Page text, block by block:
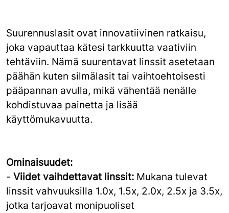
Suurennuslasit ovat innovatiivinen ratkaisu,
joka vapauttaa kätesi tarkkuutta vaativiin
tehtäviin. Nämä suurentavat linssit asetetaan
päähän kuten silmälasit tai vaihtoehtoisesti
pääpannan avulla, mikä vähentää nenälle
kohdistuvaa painetta ja lisää
käyttömukavuutta.
Ominaisuudet:
- Viidet vaihdettavat linssit: Mukana tulevat
linssit vahvuuksilla 1.0x, 1.5x, 2.0x, 2.5x ja 3.5x,
jotka tarjoavat monipuoliset